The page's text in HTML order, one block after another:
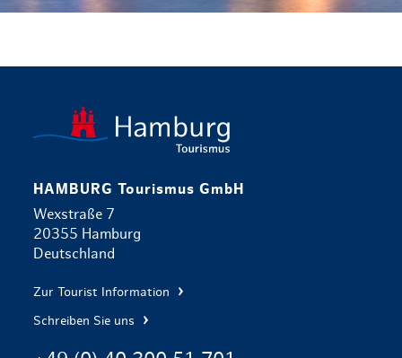
HAMBURG Tourismus GmbH
Wexstraße 7
20355 Hamburg
Deutschland
Zur Tourist Information
Schreiben Sie uns